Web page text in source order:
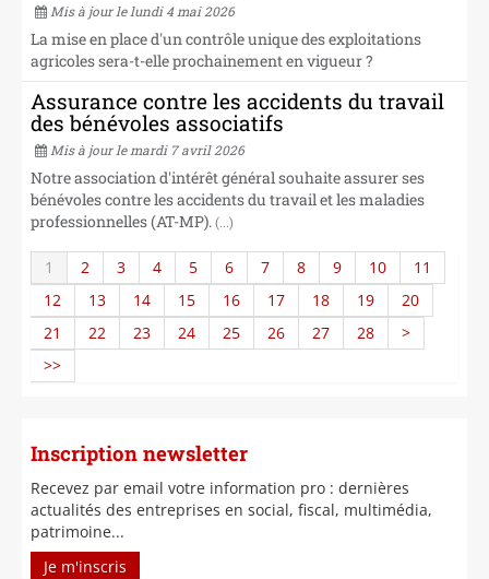
Mis à jour le lundi 4 mai 2026
La mise en place d'un contrôle unique des exploitations
agricoles sera-t-elle prochainement en vigueur ?
Assurance contre les accidents du travail
des bénévoles associatifs
Mis à jour le mardi 7 avril 2026
Notre association d'intérêt général souhaite assurer ses
bénévoles contre les accidents du travail et les maladies
professionnelles (AT-MP). (...)
1 2 3 4 5 6 7 8 9 10
11
12
13 14 15 16 17 18 19
20
21
22 23 24 25 26 27 28
>
>>
Inscription newsletter
Recevez par email votre information pro : dernières
actualités des entreprises en social, fiscal, multimédia,
patrimoine...
Je m'inscris